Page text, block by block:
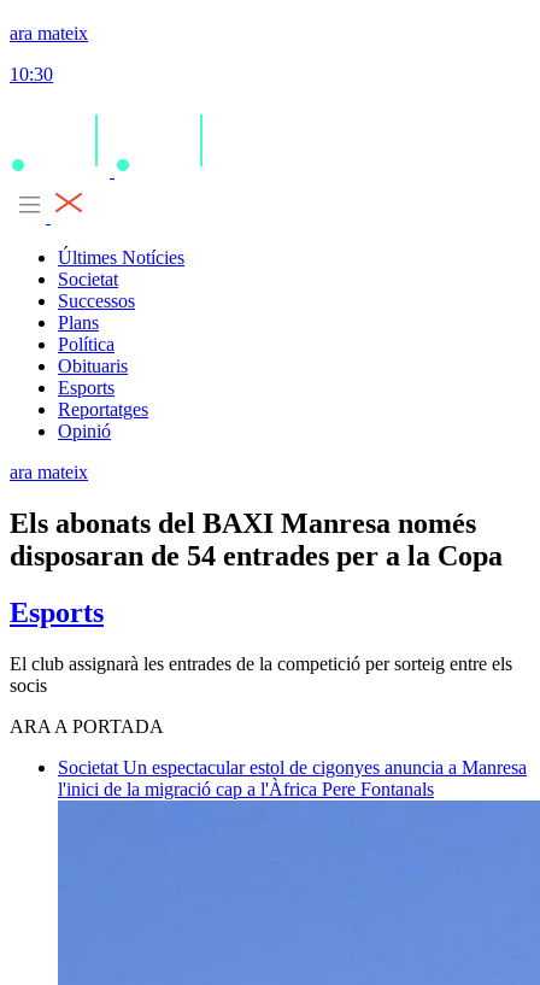
ara mateix
10:30
Últimes Notícies
Societat
Successos
Plans
Política
Obituaris
Esports
Reportatges
Opinió
ara mateix
Els abonats del BAXI Manresa només
disposaran de 54 entrades per a la Copa
Esports
El club assignarà les entrades de la competició per sorteig entre els
socis
ARA A PORTADA
Societat Un espectacular estol de cigonyes anuncia a Manresa
l'inici de la migració cap a l'Àfrica Pere Fontanals